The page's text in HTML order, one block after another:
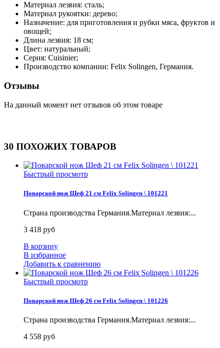
Материал лезвия: сталь;
Материал рукоятки: дерево;
Назначение: для приготовления и рубки мяса, фруктов и
овощей;
Длина лезвия: 18 см;
Цвет: натуральный;
Серия: Cuisinier;
Производство компании: Felix Solingen, Германия.
Отзывы
На данный момент нет отзывов об этом товаре
30 ПОХОЖИХ ТОВАРОВ
Быстрый просмотр
Поварской нож Шеф 21 см Felix Solingen \ 101221
Страна производства Германия.Материал лезвия:...
3 418 руб
В корзину
В избранное
Добавить к сравнению
Быстрый просмотр
Поварской нож Шеф 26 см Felix Solingen \ 101226
Страна производства Германия.Материал лезвия:...
4 558 руб